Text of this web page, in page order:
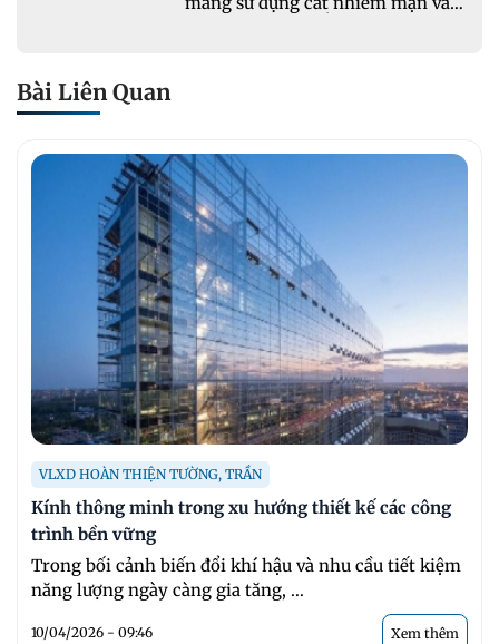
Bài Liên Quan
VLXD HOÀN THIỆN TƯỜNG, TRẦN
Kính thông minh trong xu hướng thiết kế các công
trình bền vững
Trong bối cảnh biến đổi khí hậu và nhu cầu tiết kiệm
năng lượng ngày càng gia tăng, ...
10/04/2026 - 09:46 Xem thêm